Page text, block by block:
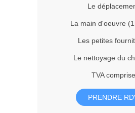
Le
La main d'oeuvre
Les petites
Le nettoyage du
TVA comprise
PRENDRE